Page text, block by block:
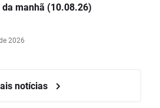
da manhã (10.08.26)
2026
notícias